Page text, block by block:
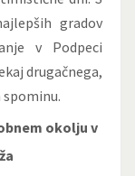
gradov
v Podpeci
drugačnega,
spominu.
okolju v